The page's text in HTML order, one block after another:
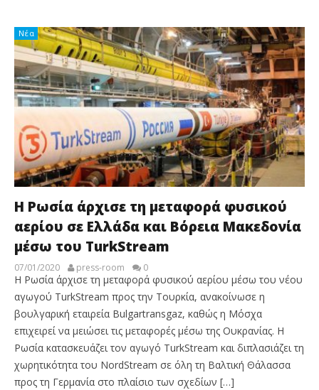
Νέα
Η Ρωσία άρχισε τη μεταφορά φυσικού
αερίου σε Ελλάδα και Βόρεια Μακεδονία
μέσω του TurkStream
07/01/2020 press-room 0
Η Ρωσία άρχισε τη μεταφορά φυσικού αερίου μέσω του νέου
αγωγού TurkStream προς την Τουρκία, ανακοίνωσε η
βουλγαρική εταιρεία Bulgartransgaz, καθώς η Μόσχα
επιχειρεί να μειώσει τις μεταφορές μέσω της Ουκρανίας. Η
Ρωσία κατασκευάζει τον αγωγό TurkStream και διπλασιάζει τη
χωρητικότητα του NordStream σε όλη τη Βαλτική Θάλασσα
προς τη Γερμανία στο πλαίσιο των σχεδίων […]